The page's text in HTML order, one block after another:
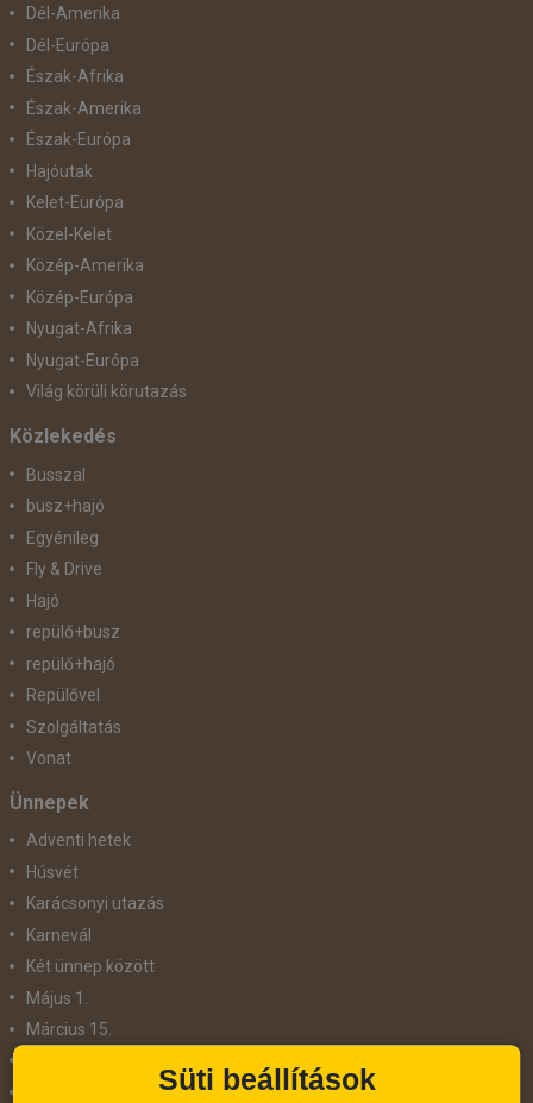
Dél-Amerika
Dél-Európa
Észak-Afrika
Észak-Amerika
Észak-Európa
Hajóutak
Kelet-Európa
Közel-Kelet
Közép-Amerika
Közép-Európa
Nyugat-Afrika
Nyugat-Európa
Világ körüli körutazás
Közlekedés
Busszal
busz+hajó
Egyénileg
Fly & Drive
Hajó
repülő+busz
repülő+hajó
Repülővel
Szolgáltatás
Vonat
Ünnepek
Adventi hetek
Húsvét
Karácsonyi utazás
Karnevál
Két ünnep között
Május 1.
Március 15.
Süti beállítások